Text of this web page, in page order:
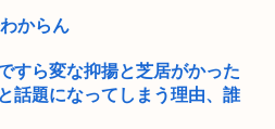
のオーケストラはガラガラなの
大物財務官僚、高市早苗の逆鱗に
からん
すら変な抑揚と芝居がかった
話題になってしまう理由、誰